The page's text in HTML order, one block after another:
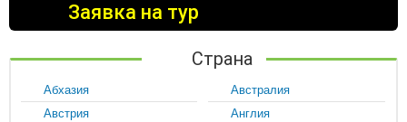
Заявка на тур
Страна
Абхазия
Австралия
Австрия
Англия